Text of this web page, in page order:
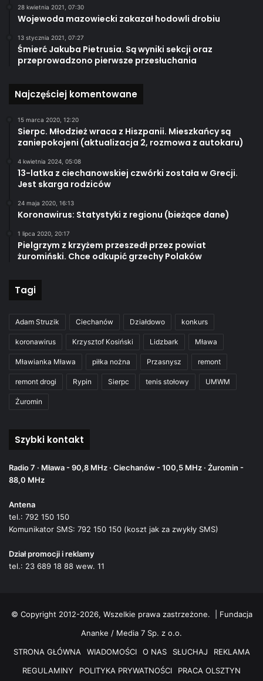
28 kwietnia 2021, 07:30
Wojewoda mazowiecki zakazał hodowli drobiu
13 stycznia 2021, 07:27
Śmierć Jakuba Pietrusia. Są wyniki sekcji oraz
przeprowadzono pierwsze przesłuchania
Najczęściej komentowane
15 marca 2020, 12:20
Sierpc. Młodzież wraca z Hiszpanii. Mieszkańcy są
zaniepokojeni (aktualizacja 2, rozmowa z autokaru)
4 kwietnia 2024, 05:08
13-latka z ciechanowskiej czwórki została w Grecji.
Jest skarga rodziców
24 maja 2020, 16:13
Koronawirus: Statystyki z regionu (bieżące dane)
1 lipca 2020, 20:17
Pielgrzym z krzyżem przeszedł przez powiat
żuromiński. Chce odkupić grzechy Polaków
Tagi
Adam Struzik Ciechanów Działdowo konkurs
koronawirus Krzysztof Kosiński Lidzbark Mława
Mławianka Mława piłka nożna Przasnysz remont
remont drogi Rypin Sierpc tenis stołowy UMWM
Żuromin
Szybki kontakt
Radio 7 · Mława - 90,8 MHz · Ciechanów - 100,5 MHz · Żuromin -
88,0 MHz
Antena
tel.: 792 150 150
Komunikator SMS: 792 150 150 (koszt jak za zwykły SMS)
Dział promocji i reklamy
tel.: 23 689 18 88 wew. 11
© Copyright 2012-2026, Wszelkie prawa zastrzeżone. | Fundacja
Ananke / Media 7 Sp. z o.o.
STRONA GŁÓWNA
WIADOMOŚCI O NAS SŁUCHAJ
REKLAMA
REGULAMINY
POLITYKA PRYWATNOŚCI PRACA OLSZTYN